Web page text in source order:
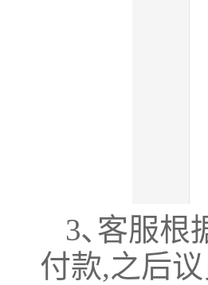
3､客服根
付款,之后